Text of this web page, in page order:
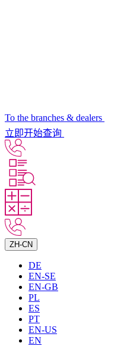
To the branches & dealers
立即开始查询
ZH-CN
DE
EN-SE
EN-GB
PL
ES
PT
EN-US
EN